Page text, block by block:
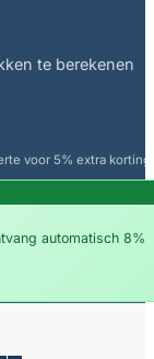
te berekenen
voor 5% extra korting.
automatisch 8%